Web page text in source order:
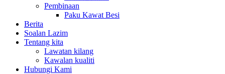
Pembinaan
Paku Kawat Besi
Berita
Soalan Lazim
Tentang kita
Lawatan kilang
Kawalan kualiti
Hubungi Kami